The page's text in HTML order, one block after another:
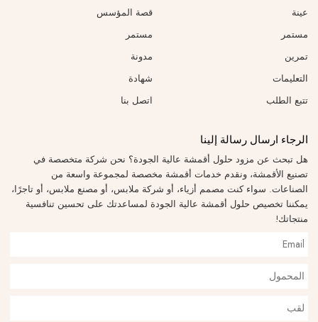
عينة
مستمر
تمرين
التعليمات
تتبع الطلب
قصة المؤسس
مستمر
مدونة
شهادة
اتصل بنا
الرجاء ارسال رسالة إلينا
هل تبحث عن مزود حلول أقمشة عالية الجودة؟ نحن شركة متخصصة في
تصنيع الأقمشة، ونقدم خدمات أقمشة مخصصة لمجموعة واسعة من
الصناعات. سواء كنت مصمم أزياء، أو شركة ملابس، أو مصنع ملابس، أو تاجرًا،
يمكننا تخصيص حلول أقمشة عالية الجودة لمساعدتك على تحسين تنافسية
منتجاتك!